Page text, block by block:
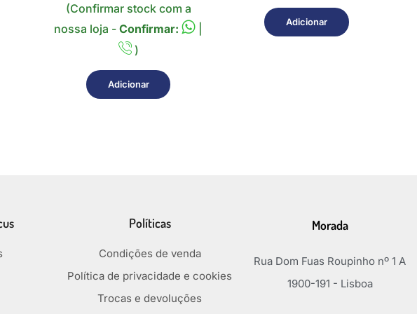
(Confirmar stock com a
nossa loja -Confirmar:
)
Adicionar
Adicionar
Políticas
Condições de venda
Política de privacidade e cookies
Trocas e devoluções
Morada
Rua Dom Fuas Roupinho nº 1 A
1900-191 - Lisboa